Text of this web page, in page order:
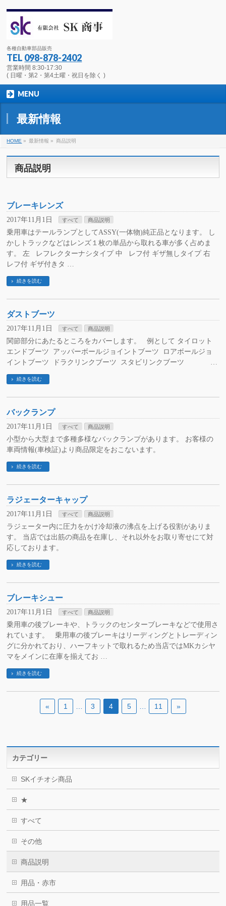
各種自動車部品販売
TEL 098-878-2402
営業時間 8:30-17:30
( 日曜・第2・第4土曜・祝日を除く )
MENU
最新情報
HOME » 最新情報 » 商品説明
商品説明
ブレーキレンズ
2017年11月1日 すべて 商品説明
乗用車はテールランプとしてASSY(一体物)純正品となります。 し
かしトラックなどはレンズ１枚の単品から取れる車が多く占めま
す。 左 レフレクターナシタイプ 中 レフ付 ギザ無しタイプ 右
レフ付 ギザ付きタ …
続きを読む
ダストブーツ
2017年11月1日 すべて 商品説明
関節部分にあたるところをカバーします。 例として タイロット
エンドブーツ アッパーボールジョイントブーツ ロアボールジョ
イントブーツ ドラクリンクブーツ スタビリンクブーツ …
続きを読む
バックランプ
2017年11月1日 すべて 商品説明
小型から大型まで多種多様なバックランプがあります。 お客様の
車両情報(車検証)より商品限定をおこないます。
続きを読む
ラジェーターキャップ
2017年11月1日 すべて 商品説明
ラジェーター内に圧力をかけ冷却液の沸点を上げる役割がありま
す。 当店では出筋の商品を在庫し、それ以外をお取り寄せにて対
応しております。
続きを読む
ブレーキシュー
2017年11月1日 すべて 商品説明
乗用車の後ブレーキや、トラックのセンターブレーキなどで使用さ
れています。 乗用車の後ブレーキはリーディングとトレーディン
グに分かれており、ハーフキットで取れるため当店ではMKカシヤ
マをメインに在庫を揃えてお …
続きを読む
« 1 3 4 5 11 »
カテゴリー
SKイチオシ商品
★
すべて
その他
商品説明
用品・赤市
用品一覧